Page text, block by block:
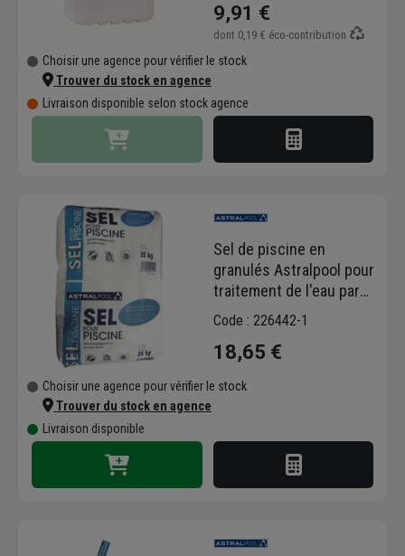
9,91 €
dont 0,19 € éco-contribution
Choisir une agence pour vérifier le stock
Trouver du stock en agence
Livraison disponible selon stock agence
Sel de piscine en
granulés Astralpool pour
traitement de l'eau par
électrolyseur - sac de 25
Code : 226442-1
18,65 €
Choisir une agence pour vérifier le stock
Trouver du stock en agence
Livraison disponible